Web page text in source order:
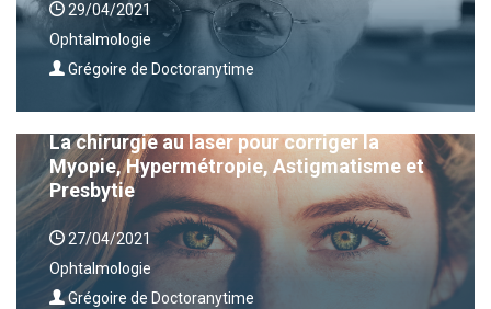
29/04/2021
Ophtalmologie
Grégoire de Doctoranytime
La chirurgie au laser pour corriger la
Myopie, Hypermétropie, Astigmatisme et
Presbytie
27/04/2021
Ophtalmologie
Grégoire de Doctoranytime